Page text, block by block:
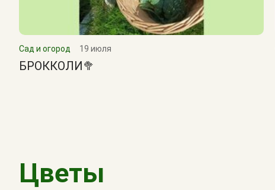
Сад и огород 19 июля
БРОККОЛИ🥦
Цветы